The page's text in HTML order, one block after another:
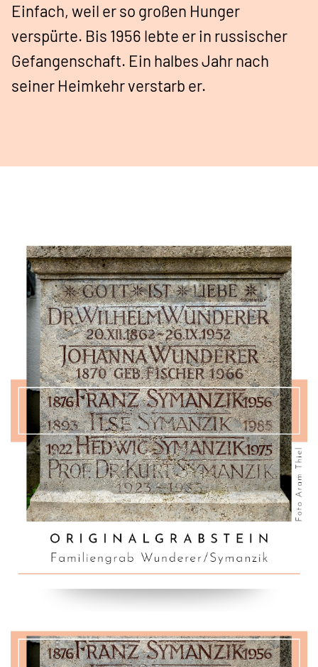
Einfach, weil er so großen Hunger
verspürte. Bis 1956 lebte er in russischer
Gefangenschaft. Ein halbes Jahr nach
seiner Heimkehr verstarb er.